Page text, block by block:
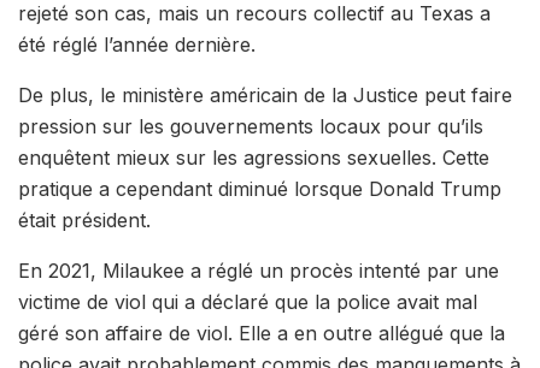
rejeté son cas, mais un recours collectif au Texas a
été réglé l’année dernière.
De plus, le ministère américain de la Justice peut faire
pression sur les gouvernements locaux pour qu’ils
enquêtent mieux sur les agressions sexuelles. Cette
pratique a cependant diminué lorsque Donald Trump
était président.
En 2021, Milaukee a réglé un procès intenté par une
victime de viol qui a déclaré que la police avait mal
géré son affaire de viol. Elle a en outre allégué que la